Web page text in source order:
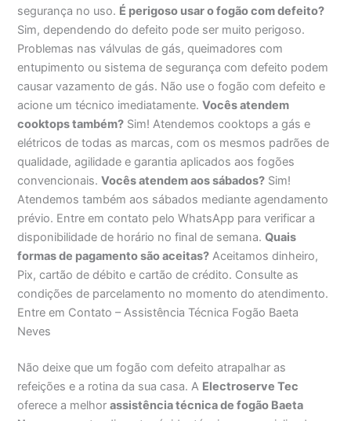
segurança no uso. É perigoso usar o fogão com defeito?
Sim, dependendo do defeito pode ser muito perigoso.
Problemas nas válvulas de gás, queimadores com
entupimento ou sistema de segurança com defeito podem
causar vazamento de gás. Não use o fogão com defeito e
acione um técnico imediatamente.Vocês atendem
cooktops também? Sim! Atendemos cooktops a gás e
elétricos de todas as marcas, com os mesmos padrões de
qualidade, agilidade e garantia aplicados aos fogões
convencionais.Vocês atendem aos sábados? Sim!
Atendemos também aos sábados mediante agendamento
prévio. Entre em contato pelo WhatsApp para verificar a
disponibilidade de horário no final de semana.Quais
formas de pagamento são aceitas? Aceitamos dinheiro,
Pix, cartão de débito e cartão de crédito. Consulte as
condições de parcelamento no momento do atendimento.
Entre em Contato – Assistência Técnica Fogão Baeta
Neves
Não deixe que um fogão com defeito atrapalhar as
refeições e a rotina da sua casa. A Electroserve Tec
oferece a melhorassistência técnica de fogão Baeta